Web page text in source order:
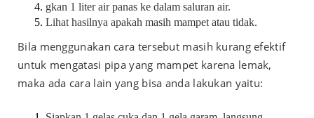
gkan 1 liter air panas ke dalam saluran air.
Lihat hasilnya apakah masih mampet atau tidak.
Bila menggunakan cara tersebut masih kurang efektif
untuk mengatasi pipa yang mampet karena lemak,
maka ada cara lain yang bisa anda lakukan yaitu: